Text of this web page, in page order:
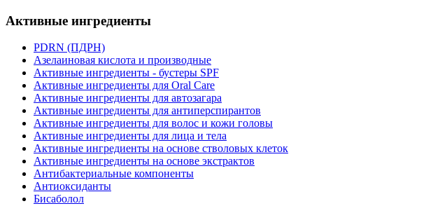
Активные ингредиенты
PDRN (ПДРН)
Азелаиновая кислота и производные
Активные ингредиенты - бустеры SPF
Активные ингредиенты для Oral Care
Активные ингредиенты для автозагара
Активные ингредиенты для антиперспирантов
Активные ингредиенты для волос и кожи головы
Активные ингредиенты для лица и тела
Активные ингредиенты на основе стволовых клеток
Активные ингредиенты на основе экстрактов
Антибактериальные компоненты
Антиоксиданты
Бисаболол